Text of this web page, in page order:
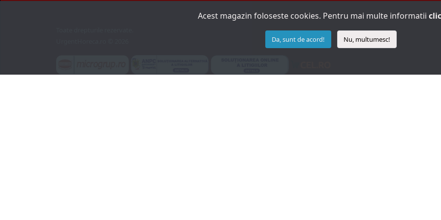
Acest magazin foloseste cookies. Pentru mai multe informatii
Da, sunt de acord! Nu, multumesc!